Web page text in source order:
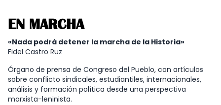
EN MARCHA
«Nada podrá detener la marcha de la Historia»
Fidel Castro Ruz
Órgano de prensa de Congreso del Pueblo, con artículos
sobre conflicto sindicales, estudiantiles, internacionales,
análisis y formación política desde una perspectiva
marxista-leninista.